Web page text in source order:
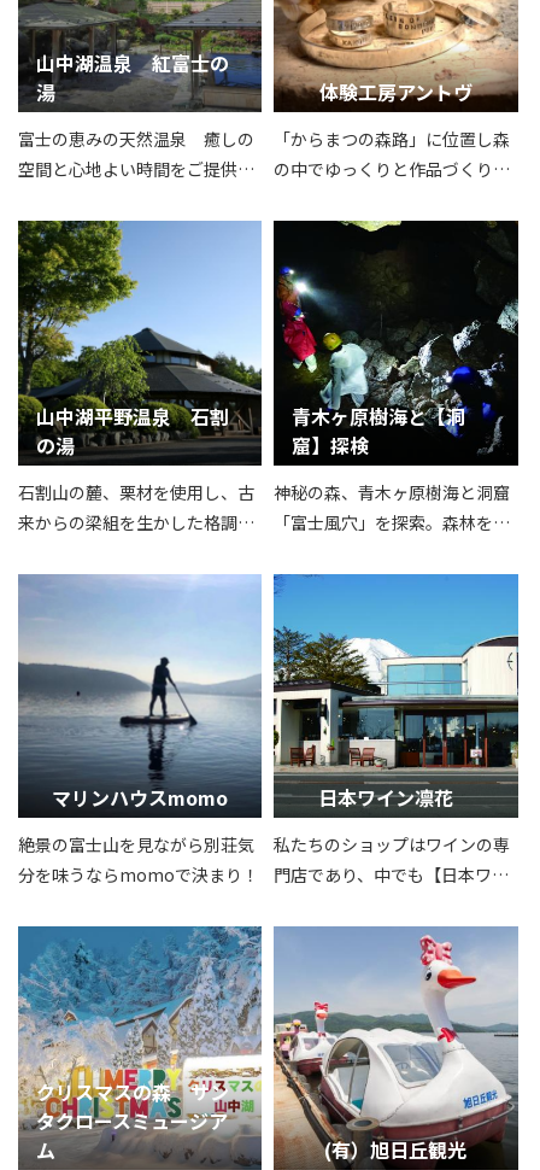
山中湖温泉 紅富士の
湯
富士の恵みの天然温泉 癒しの
空間と心地よい時間をご提供い
体験工房アントヴ
「からまつの森路」に位置し森
の中でゆっくりと作品づくり思
山中湖平野温泉 石割
の湯
石割山の麓、栗材を使用し、古
来からの梁組を生かした格調高
設です。
青木ヶ原樹海と【洞
窟】探検
神秘の森、青木ヶ原樹海と洞窟
「富士風穴」を探索。森林を歩
歴史や、夏でも気温が0℃近い
す。
マリンハウスmomo
絶景の富士山を見ながら別荘気
分を味うならmomoで決まり！
日本ワイン凛花
私たちのショップはワインの専
門店であり、中でも【日本ワイ
ップクラスを誇っていおりま
す。日本ワイン生産量NO.１の
山梨において、産地に根付いた
ワインショップとして、県内有
数の品揃えで生産者とお客様の
出会いをお手伝いいたします。
クリスマスの森 サン
タクロースミュージア
ム
(有）旭日丘観光